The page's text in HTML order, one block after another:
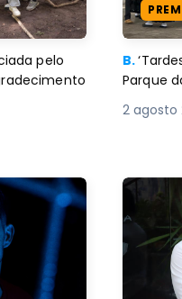
pelo
B.
Parque
2 agosto